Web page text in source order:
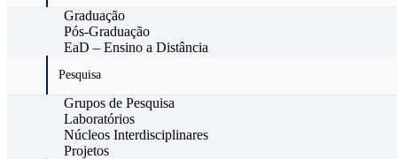
Graduação
Pós-Graduação
EaD – Ensino a Distância
Pesquisa
Grupos de Pesquisa
Laboratórios
Núcleos Interdisciplinares
Projetos